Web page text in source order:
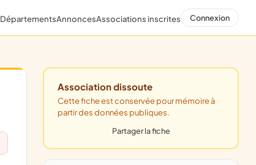
DépartementsAnnoncesAssociations inscrites Connexion
Association dissoute
Cette fiche est conservée pour mémoire à
partir des données publiques.
Partager la fiche